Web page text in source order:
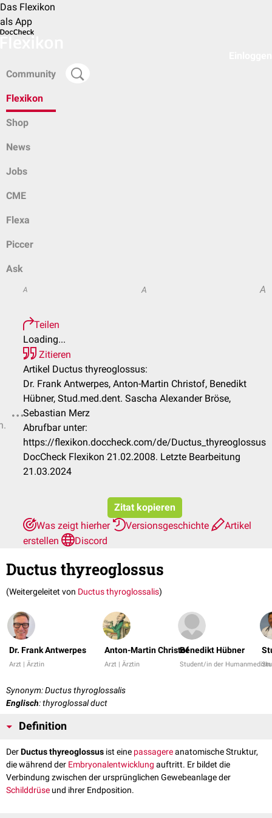
Das Flexikon
als App
Community
Flexikon
Shop
News
Jobs
CME
Flexa
Piccer
Ask
A A A
Teilen
Loading...
Zitieren
Artikel Ductus thyreoglossus:
Dr. Frank Antwerpes, Anton-Martin Christof, Benedikt
Hübner, Stud.med.dent. Sascha Alexander Bröse,
Sebastian Merz
Abrufbar unter:
https://flexikon.doccheck.com/de/Ductus_thyreoglossus
DocCheck Flexikon 21.02.2008. Letzte Bearbeitung
21.03.2024
Zitat kopieren
Was zeigt hierher
Versionsgeschichte
Artikel
erstellen
Discord
Ductus thyreoglossus
(Weitergeleitet von Ductus thyroglossalis)
Dr. Frank Antwerpes
Arzt | Ärztin
Anton-Martin Christof
Arzt | Ärztin
Benedikt Hübner
Student/in der Humanmedizin
Synonym: Ductus thyroglossalis
Englisch: thyroglossal duct
Definition
DerDuctus thyreoglossus ist eine passagereanatomische Struktur,
die während der Embryonalentwicklung auftritt. Er bildet die
Verbindung zwischen der ursprünglichen Gewebeanlage der
Schilddrüse und ihrer Endposition.